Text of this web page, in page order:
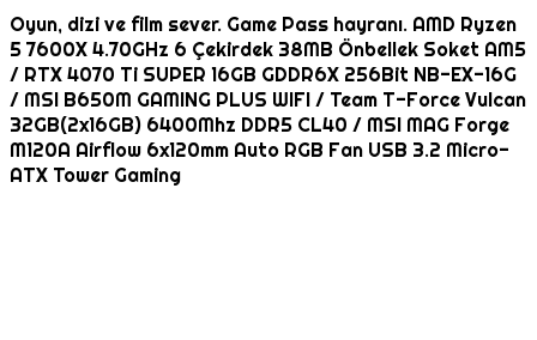
Oyun, dizi ve film sever. Game Pass hayranı. AMD Ryzen
5 7600X 4.70GHz 6 Çekirdek 38MB Önbellek Soket AM5
/ RTX 4070 Ti SUPER 16GB GDDR6X 256Bit NB-EX-16G
/ MSI B650M GAMING PLUS WIFI / Team T-Force Vulcan
32GB(2x16GB) 6400Mhz DDR5 CL40 / MSI MAG Forge
M120A Airflow 6x120mm Auto RGB Fan USB 3.2 Micro-
ATX Tower Gaming